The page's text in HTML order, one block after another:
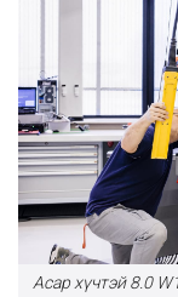
Асар хүчтэй 8.0